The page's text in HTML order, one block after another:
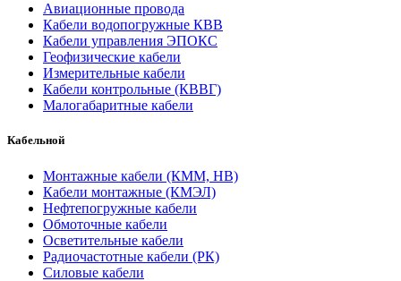
Авиационные провода
Кабели водопогружные КВВ
Кабели управления ЭПОКС
Геофизические кабели
Измерительные кабели
Кабели контрольные (КВВГ)
Малогабаритные кабели
Кабельной
Монтажные кабели (КММ, НВ)
Кабели монтажные (КМЭЛ)
Нефтепогружные кабели
Обмоточные кабели
Осветительные кабели
Радиочастотные кабели (РК)
Силовые кабели